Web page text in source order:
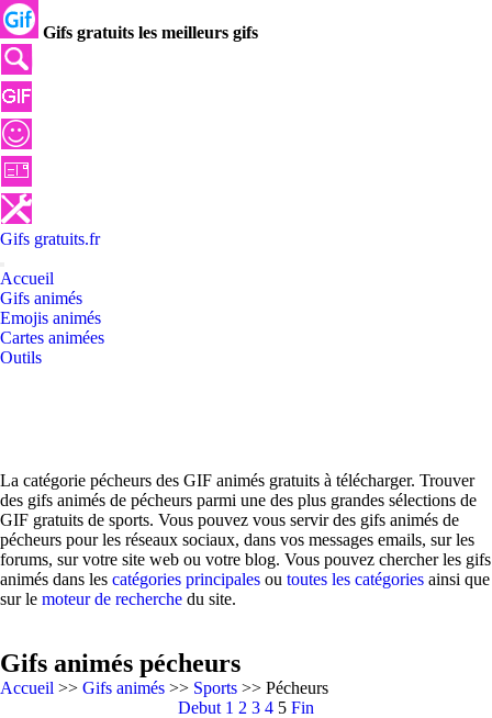
Gifs gratuits les meilleurs gifs
Gifs gratuits.fr
Accueil
Gifs animés
Emojis animés
Cartes animées
Outils
La catégorie pécheurs des GIF animés gratuits à télécharger. Trouver
des gifs animés de pécheurs parmi une des plus grandes sélections de
GIF gratuits de sports. Vous pouvez vous servir des gifs animés de
pécheurs pour les réseaux sociaux, dans vos messages emails, sur les
forums, sur votre site web ou votre blog. Vous pouvez chercher les gifs
animés dans les catégories principales ou toutes les catégories ainsi que
sur le moteur de recherche du site.
Gifs animés pécheurs
Accueil >> Gifs animés >> Sports >> Pécheurs
Debut 1 2 3 4 5 Fin